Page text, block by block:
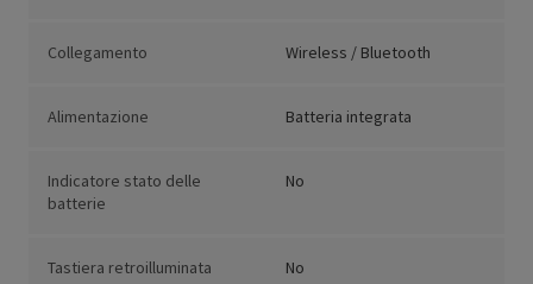
Collegamento Wireless / Bluetooth
Alimentazione Batteria integrata
Indicatore stato delle
batterie
No
Tastiera retroilluminata No